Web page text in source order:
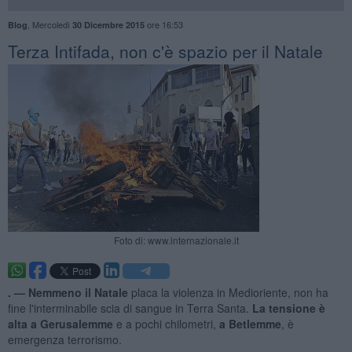
Blog Mercoledì 30 Dicembre 2015ore 16:53
Terza Intifada, non c'è spazio per il Natale
Foto di: www.internazionale.it
. — Nemmeno il Natale placa la violenza in Medioriente, non ha
fine l'interminabile scia di sangue in Terra Santa. La tensione è
alta a Gerusalemme e a pochi chilometri, a Betlemme , è
emergenza terrorismo.